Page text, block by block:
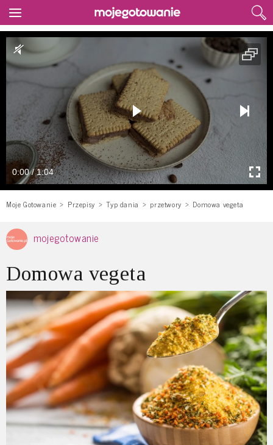
0:00 / 1:04
Moje Gotowanie Przepisy Typ dania przetwory Domowa vegeta
mojegotowanie
Domowa vegeta